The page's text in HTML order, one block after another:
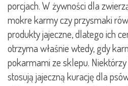
porcjach. W żywności dla
mokre karmy czy przysmaki
produkty jajeczne, dlatego ich
otrzyma właśnie wtedy, gdy
pokarmami ze sklepu.
stosują jajeczną kurację dla